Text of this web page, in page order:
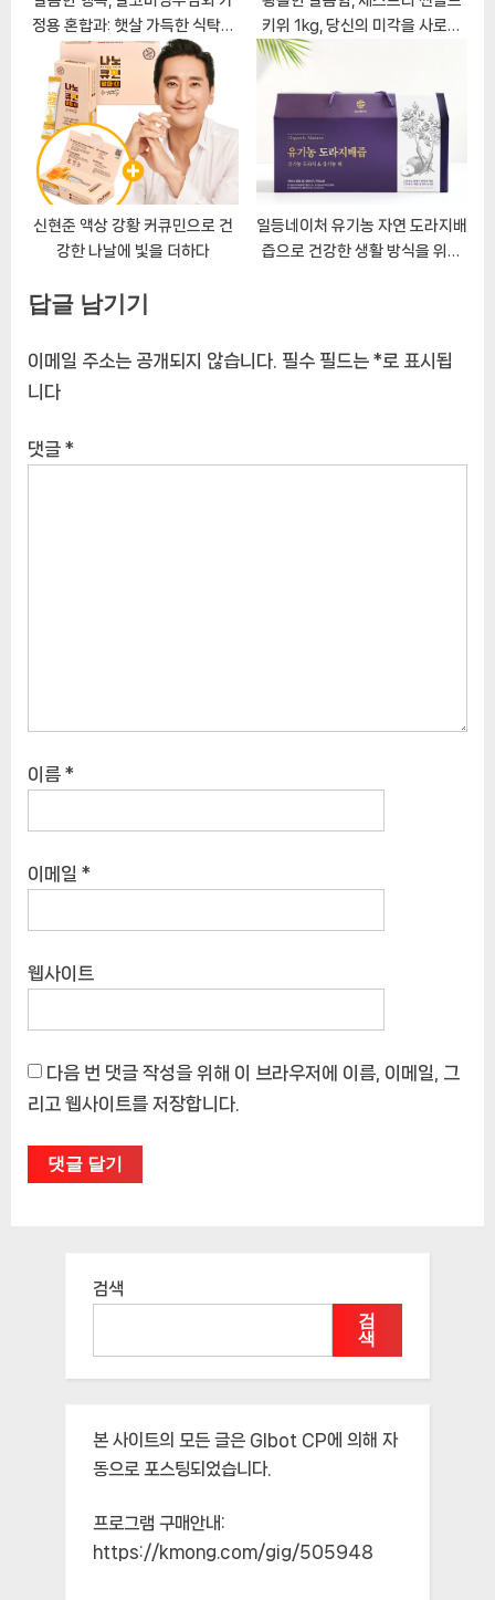
정용 혼합과: 햇살 가득한 식탁을
선물하다
키위 1kg, 당신의 미각을 사로잡
신현준 액상 강황 커큐민으로 건
강한 나날에 빛을 더하다
일등네이처 유기농 자연 도라지배
즙으로 건강한 생활 방식을 위한
답글 남기기
이메일 주소는 공개되지 않습니다. 필수 필드는 *로 표시됩
니다
댓글 *
이름 *
이메일 *
웹사이트
다음 번 댓글 작성을 위해 이 브라우저에 이름, 이메일, 그
리고 웹사이트를 저장합니다.
검색
검
색
본 사이트의 모든 글은 Glbot CP에 의해 자
동으로 포스팅되었습니다.
프로그램 구매안내:
https://kmong.com/gig/505948